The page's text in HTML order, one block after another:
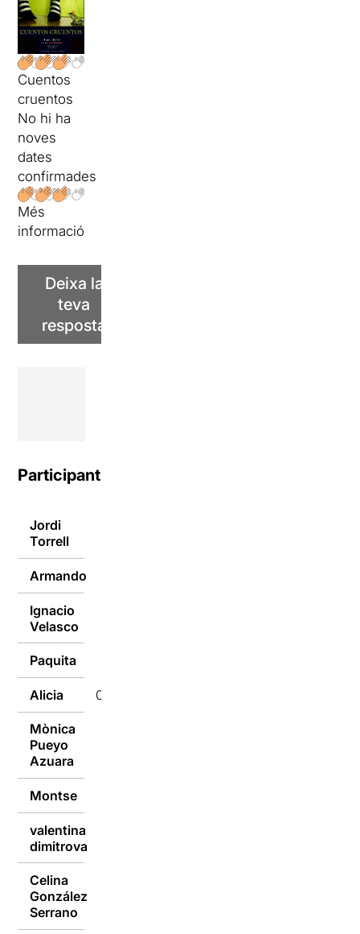
Cuentos
cruentos
No hi ha
noves
dates
confirmades
Més
informació
Deixa la
teva
resposta
Participants
Jordi
Torrell
Armando
Ignacio
Velasco
Paquita
Alicia 07/01/2019
Mònica
Pueyo
Azuara
Montse
valentina
dimitrova
Celina
González
Serrano